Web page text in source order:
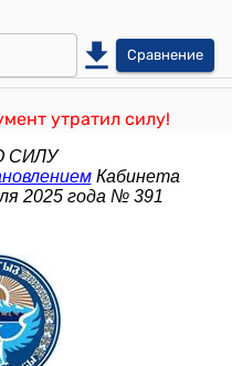
Сравнение
утратил силу!